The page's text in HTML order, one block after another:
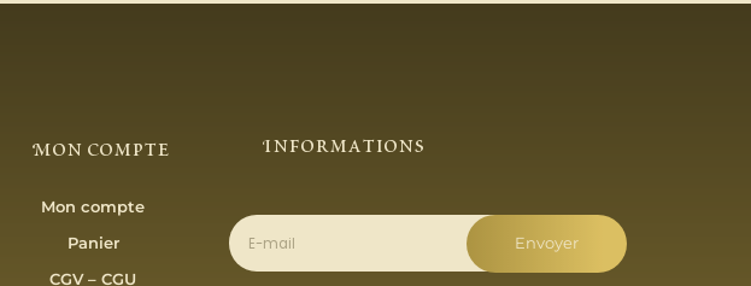
Mon Compte
Mon compte
Panier
CGV – CGU
Informations
Envoyer